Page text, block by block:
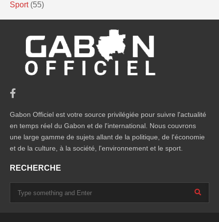
Sport (55)
Gabon Officiel est votre source privilégiée pour suivre l'actualité
en temps réel du Gabon et de l'international. Nous couvrons
une large gamme de sujets allant de la politique, de l'économie
et de la culture, à la société, l'environnement et le sport.
RECHERCHE